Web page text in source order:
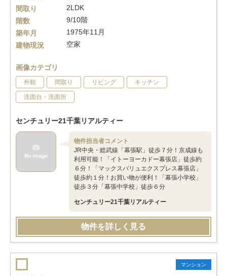
間取り
2LDK
階数
9/10階
築年月
1975年11月
建物現況
空家
画像カテゴリ
外観 間取り リビング キッチン
洗面台・洗面所
センチュリー21千葉リアルティー
物件担当者コメント
JR中央・総武線「幕張駅」徒歩７分！京成線も
利用可能！「イトーヨーカドー幕張店」徒歩約
６分！「マックスバリュエクスプレス幕張店」
徒歩約１分！お買い物が便利！「幕張小学校」
徒歩３分「幕張中学校」徒歩６分
センチュリー21千葉リアルティー
物件を詳しく見る
マンション